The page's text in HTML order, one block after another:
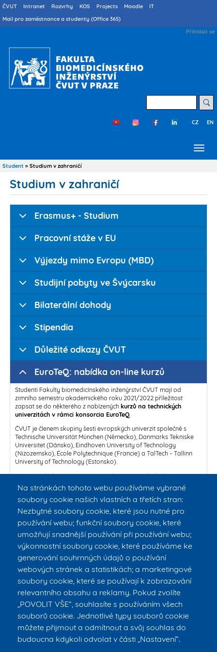
Přejít
k
hlavnímu
Druhé
menu
ČVUT Intranet Rozvrhy KOS Projects Moodle
IT
Mail pro zaměstnance a studenty (Office 365)
User
Přihlásit se
Na stránkách tohoto webu používáme vybrané
soubory cookie našich vlastních a třetích stran:
Nezbytné soubory cookie, které jsou nutné pro
používání webu; funkční soubory cookie, které
umožňují snadnější používání při používání webu;
výkonnostní soubory cookie, které používáme ke
generování souhrnných údajů o používání
webových stránek a statistikách; a marketingové
soubory cookie, které se používají k zobrazování
relevantního obsahu a reklamy. Pokud zvolíte
„POVOLIT VŠE“, souhlasíte s používáním všech
souborů cookie. Jednotlivé typy souborů cookie
můžete přijmout a odmítnout a svůj souhlas do
budoucna kdykoli odvolat v části „Nastavení“.
Třetí
CZ EN
Drobečková
Student Studium v zahraničí
Studium v zahraničí
Erasmus+ - Studium
Pracovní stáže v EU
Výjezdy mimo Evropu (MBD)
Studijní pobyty ve Švýcarsku
Bilaterální dohody
Stipendia
Důležité odkazy ČVUT
EuroTeQ: nabídka on-line kurzů
Studenti Fakulty biomedicínského inženýrství ČVUT mají od
zimního semestru akademického roku 2021/2022 příležitost
zapsat se do některého z nabízených kurzů na technických
univerzitách v rámci konsorcia EuroTeQ
ČVUT je členem skupiny šesti evropských univerzit společně s
Technische Universität München (Německo), Danmarks Tekniske
Universitet (Dánsko), Eindhoven University of Technology
(Nizozemsko), École Polytechnique (Francie) a TalTech – Tallinn
University of Technology (Estonsko).
EuroTeQ představuje zajímavou, přínosnou a především
mimořádnou příležitost nejenom pro studenty, ale i vědecké
pracovníky a zaměstnance zapojit se do projektu, který má, díky
propojení prestižních univerzit, ambici posunout kvalitu vysokého
školství na vyšší úroveň.
Partnerské školy nabízejíkatalog celkem šedesáti virtuálních
kurzů v anglickém jazyce . K dispozici je také řada jazykových
kurzů pro začátečníky v místních jazycích. Kurzy jsou většinou
online, aby podpořily virtuální mobilitu mezi partnery.
Více informací nahttps://international.cvut.cz/euroteq/
Kontakt:
euroteq@cvut.cz
EuroTeQ: Collider
© ČVUT v Praze – FBMI